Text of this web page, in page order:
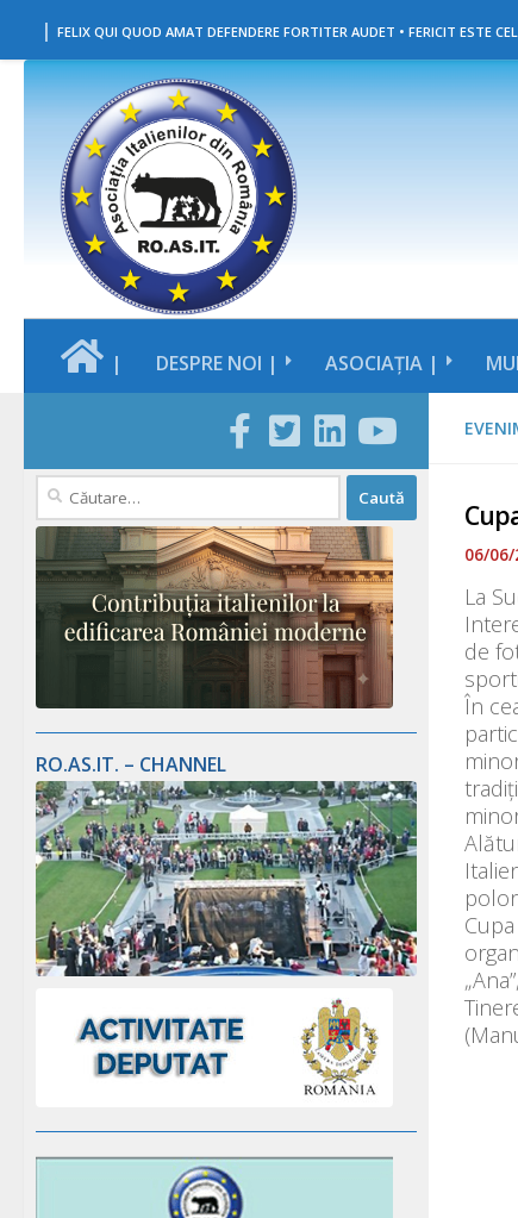
Skip to content
| FELIX QUI QUOD AMAT DEFENDERE FORTITER AUDET • FERICIT ESTE
| DESPRE NOI | ASOCIAȚIA |
06/
La
de
În
Caută
RO.AS.IT. – CHANNEL